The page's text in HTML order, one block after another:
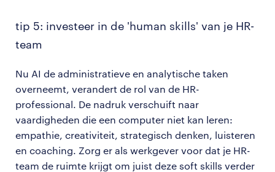
tip 5: investeer in de 'human skills' van je HR-
team
Nu AI de administratieve en analytische taken
overneemt, verandert de rol van de HR-
professional. De nadruk verschuift naar
vaardigheden die een computer niet kan leren:
empathie, creativiteit, strategisch denken, luisteren
en coaching. Zorg er als werkgever voor dat je HR-
team de ruimte krijgt om juist deze soft skills verder